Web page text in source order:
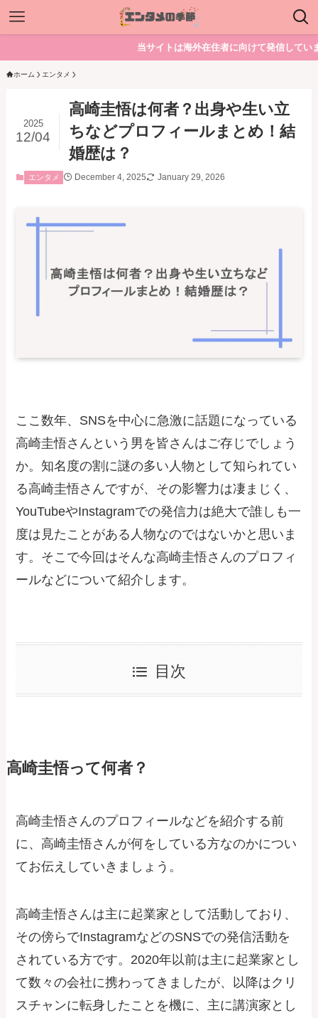
当サイトは海外在住者に向けて発信しています。
ホーム エンタメ
高崎圭悟は何者？出身や生い立
ちなどプロフィールまとめ！結
婚歴は？
2025
12/04
エンタメ December 4, 2025 January 29, 2026
ここ数年、SNSを中心に急激に話題になっている
高崎圭悟さんという男を皆さんはご存じでしょう
か。知名度の割に謎の多い人物として知られてい
る高崎圭悟さんですが、その影響力は凄まじく、
YouTubeやInstagramでの発信力は絶大で誰しも一
度は見たことがある人物なのではないかと思いま
す。そこで今回はそんな高崎圭悟さんのプロフィ
ールなどについて紹介します。
目次
高崎圭悟って何者？
高崎圭悟さんのプロフィールなどを紹介する前
に、高崎圭悟さんが何をしている方なのかについ
てお伝えしていきましょう。
高崎圭悟さんは主に起業家として活動しており、
その傍らでInstagramなどのSNSでの発信活動を
されている方です。2020年以前は主に起業家とし
て数々の会社に携わってきましたが、以降はクリ
スチャンに転身したことを機に、主に講演家とし